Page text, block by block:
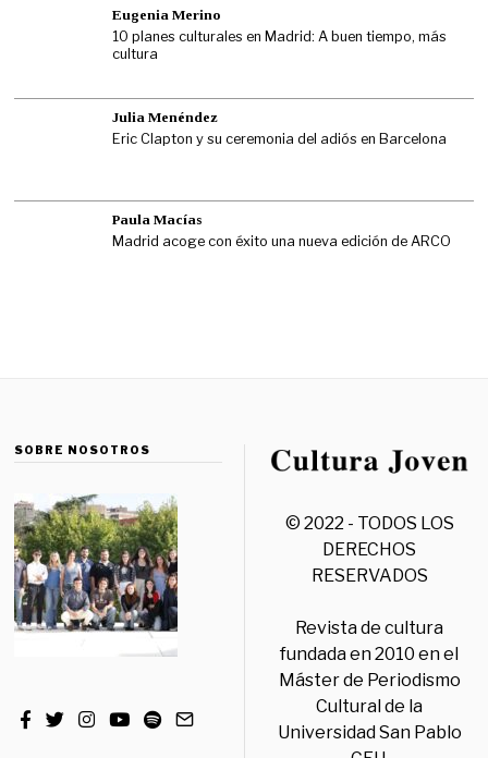
Eugenia Merino
10 planes culturales en Madrid: A buen tiempo, más
cultura
Julia Menéndez
Eric Clapton y su ceremonia del adiós en Barcelona
Paula Macías
Madrid acoge con éxito una nueva edición de ARCO
SOBRE NOSOTROS
© 2022 - TODOS LOS
DERECHOS
RESERVADOS
Revista de cultura
fundada en 2010 en el
Máster de Periodismo
Cultural de la
Universidad San Pablo